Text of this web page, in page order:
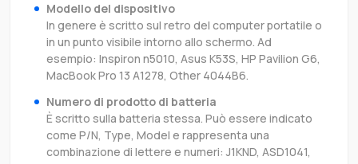
Modello del dispositivo
In genere è scritto sul retro del computer portatile o
in un punto visibile intorno allo schermo. Ad
esempio: Inspiron n5010, Asus K53S, HP Pavilion G6,
MacBook Pro 13 A1278, Other 4044B6.
Numero di prodotto di batteria
È scritto sulla batteria stessa. Può essere indicato
come P/N, Type, Model e rappresenta una
combinazione di lettere e numeri: J1KND, ASD1041,